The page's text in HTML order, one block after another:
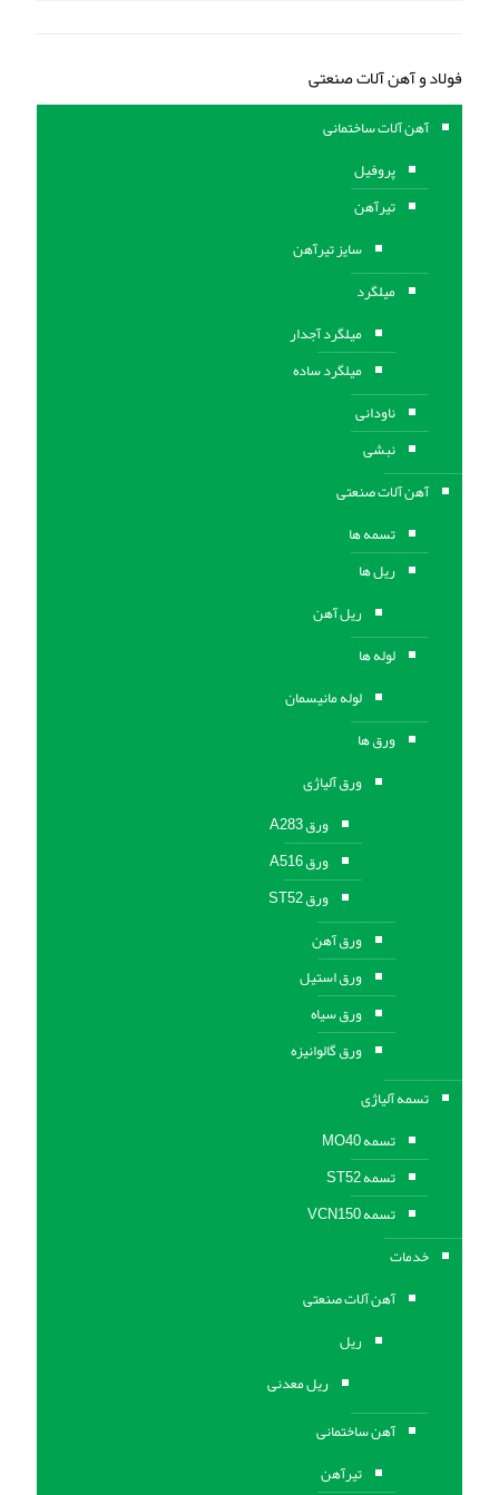
فولاد و آهن آلات صنعتی
آهن آلات ساختمانی
پروفیل
تیرآهن
سایز تیرآهن
میلگرد
میلگرد آجدار
میلگرد ساده
ناودانی
نبشی
آهن آلات صنعتی
تسمه ها
ریل ها
ریل آهن
لوله ها
لوله مانیسمان
ورق ها
ورق آلیاژی
ورق A283
ورق A516
ورق ST52
ورق آهن
ورق استیل
ورق سیاه
ورق گالوانیزه
تسمه آلیاژی
تسمه MO40
تسمه ST52
تسمه VCN150
خدمات
آهن آلات صنعتی
ریل
ریل معدنی
آهن ساختمانی
تیرآهن